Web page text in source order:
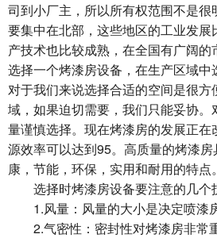
司到小厂主，所以所有权范围不是很
要集中在北部，这些地区的工业发展
产技术也比较成熟，在全国有广阔的
选择一个烤漆房设备，在生产区域中
对于我们来说选择合适的空间是很方
域，如果迫切需要，我们只能妥协。
量谨慎选择。现在烤漆房的发展正
源效率可以达到95。高质量的烤漆
康，节能，环保，实用和耐用的特点。
选择时烤漆房设备要注意的几个
1.风量：风量的大小是决定喷漆
2.气密性：密封性对烤漆房非常